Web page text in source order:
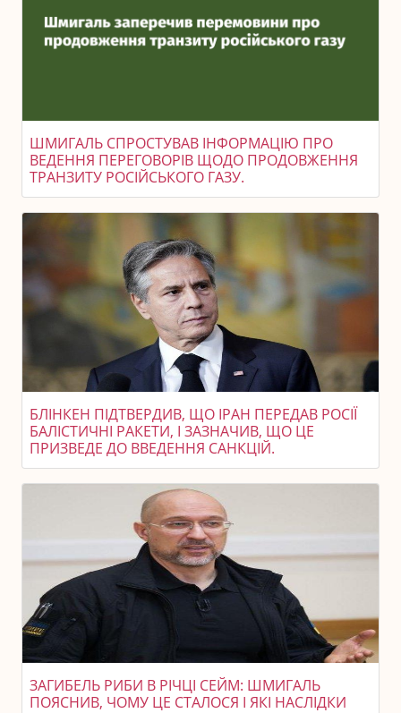
ШМИГАЛЬ СПРОСТУВАВ ІНФОРМАЦІЮ ПРО
ВЕДЕННЯ ПЕРЕГОВОРІВ ЩОДО ПРОДОВЖЕННЯ
ТРАНЗИТУ РОСІЙСЬКОГО ГАЗУ.
БЛІНКЕН ПІДТВЕРДИВ, ЩО ІРАН ПЕРЕДАВ РОСІЇ
БАЛІСТИЧНІ РАКЕТИ, І ЗАЗНАЧИВ, ЩО ЦЕ
ПРИЗВЕДЕ ДО ВВЕДЕННЯ САНКЦІЙ.
ЗАГИБЕЛЬ РИБИ В РІЧЦІ СЕЙМ: ШМИГАЛЬ
ПОЯСНИВ, ЧОМУ ЦЕ СТАЛОСЯ І ЯКІ НАСЛІДКИ